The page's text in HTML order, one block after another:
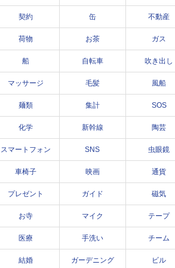
契約 缶 不動産
荷物 お茶 ガス
船 自転車 吹き出し
マッサージ 毛髪 風船
麺類 集計 SOS
化学 新幹線 陶芸
スマートフォン SNS 虫眼鏡
車椅子 映画 通貨
プレゼント ガイド 磁気
お寺 マイク テープ
医療 手洗い チーム
結婚 ガーデニング ビル